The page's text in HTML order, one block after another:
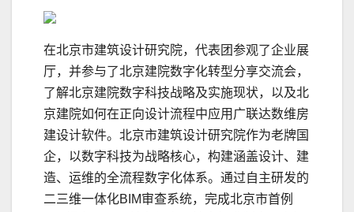
在北京市建筑设计研究院，代表团参观了企业展
厅，并参与了北京建院数字化转型分享交流会，
了解北京建院数字科技战略及实施现状，以及北
京建院如何在正向设计流程中应用广联达数维房
建设计软件。北京市建筑设计研究院作为老牌国
企，以数字科技为战略核心，构建涵盖设计、建
造、运维的全流程数字化体系。通过自主研发的
二三维一体化BIM审查系统，完成北京市首例